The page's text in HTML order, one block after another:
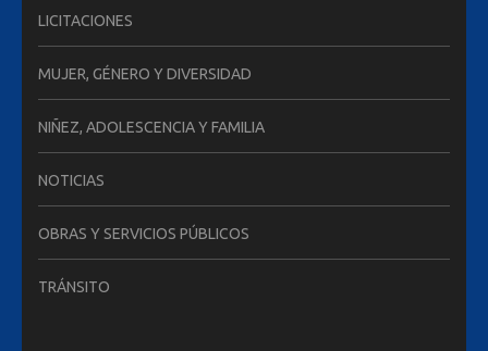
LICITACIONES
MUJER, GÉNERO Y DIVERSIDAD
NIÑEZ, ADOLESCENCIA Y FAMILIA
NOTICIAS
OBRAS Y SERVICIOS PÚBLICOS
TRÁNSITO